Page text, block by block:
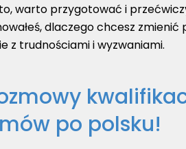
warto przygotować i
dlaczego chcesz zmienić
z trudnościami i wyzwaniami.
po polsku!